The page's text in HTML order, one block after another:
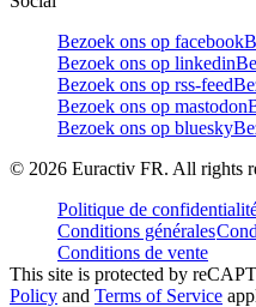
Bezoek ons op facebook
Bezoek ons op linkedin
Bezoek ons op rss-feed
Bezoek ons op mastodon
Bezoek ons op bluesky
© 2026 Euractiv FR. All rights
Politique de
Conditions générales
Conditions de vente
This site is protected by
Policy and Terms of Service